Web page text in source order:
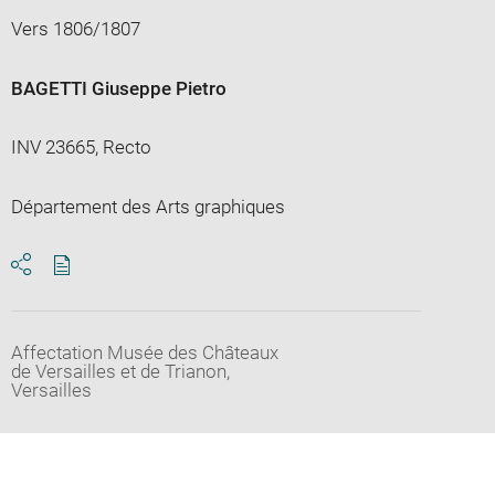
Vers 1806/1807
BAGETTI Giuseppe Pietro
INV 23665, Recto
Département des Arts graphiques
Affectation Musée des Châteaux
de Versailles et de Trianon,
Versailles